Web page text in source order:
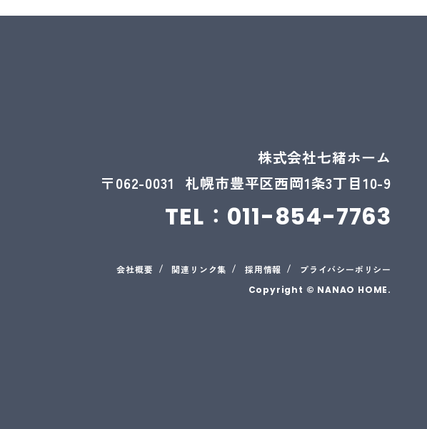
株式会社七緒ホーム
〒062-0031
札幌市豊平区西岡1条3丁目10-9
TEL： 011-854-7763
会社概要 関連リンク集 採用情報
プライバシーポリシー
Copyright © NANAO HOME.